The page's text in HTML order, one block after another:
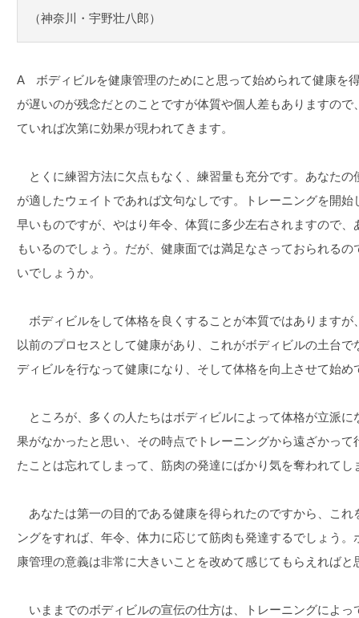
（神奈川・宇野壮八郎）
A ボディビルを健康管理のためにと思って始められて健康を
が遅いのが残念だとのことですが体質や個人差もありますの
ていれば次第に効果が現われてきます。
とくに練習方法に欠点もなく、練習量も充分です。あなたの
が適したウェイトであれば文句なしです。トレーニングを開
早いものですが、やはり年令、体質に多少左右されますので
もいるのでしょう。だが、健康面では満足なさっておられる
いでしょうか。
ボディビルをして体格を良くすることが本質ではありますが
以前のプロセスとして健康があり、これがボディビルの土台
ディビルを行なって健康になり、そして体格を向上させて始め
ところが、多くの人たちはボディビルによって体格が立派に
果がなかったと思い、その時点でトレーニングから遠ざかっ
たことは忘れてしまって、筋肉の発達にばかり気を奪われてし
あなたは第一の目的である健康を得られたのですから、これ
ングをすれば、年令、体力に応じて筋肉も発達するでしょう
康管理の意義は非常に大きいことを改めて感じてもらえればと
いままでのボディビルの宣伝の仕方は、トレーニングによっ